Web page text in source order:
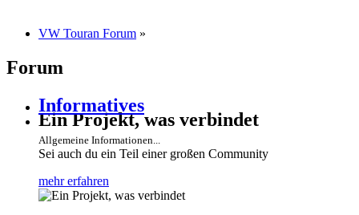
Ein Projekt, was verbindet
Sei auch du ein Teil einer großen Community
mehr erfahren
VW Touran Forum »
Forum
Informatives
Allgemeine Informationen...